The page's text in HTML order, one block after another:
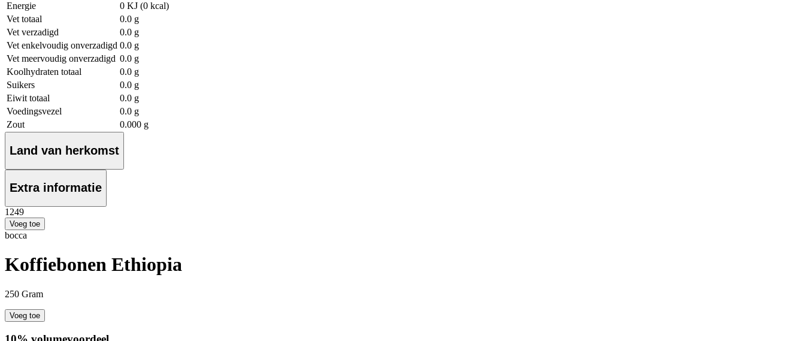
Energie
0 KJ (0 kcal)
Vet totaal
0.0 g
Vet verzadigd
0.0 g
Vet enkelvoudig onverzadigd 0.0 g
Vet meervoudig onverzadigd 0.0 g
Koolhydraten totaal
0.0 g
Suikers
0.0 g
Eiwit totaal
0.0 g
Voedingsvezel
0.0 g
Zout
0.000 g
Land van herkomst
Extra informatie
1249
Voeg toe
bocca
Koffiebonen Ethiopia
250 Gram
Voeg toe